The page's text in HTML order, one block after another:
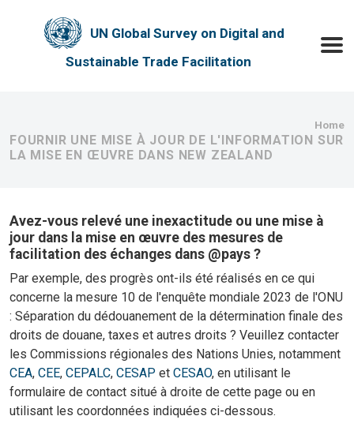
UN Global Survey on Digital and
Sustainable Trade Facilitation
Home
FOURNIR UNE MISE À JOUR DE L'INFORMATION SUR
LA MISE EN ŒUVRE DANS NEW ZEALAND
Avez-vous relevé une inexactitude ou une mise à
jour dans la mise en œuvre des mesures de
facilitation des échanges dans @pays ?
Par exemple, des progrès ont-ils été réalisés en ce qui
concerne la mesure 10 de l'enquête mondiale 2023 de l'ONU
: Séparation du dédouanement de la détermination finale des
droits de douane, taxes et autres droits ? Veuillez contacter
les Commissions régionales des Nations Unies, notamment
CEA, CEE, CEPALC, CESAP et CESAO, en utilisant le
formulaire de contact situé à droite de cette page ou en
utilisant les coordonnées indiquées ci-dessous.